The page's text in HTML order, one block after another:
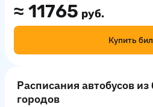
≈ 11765 руб.
Купить
Расписания автобусов
городов